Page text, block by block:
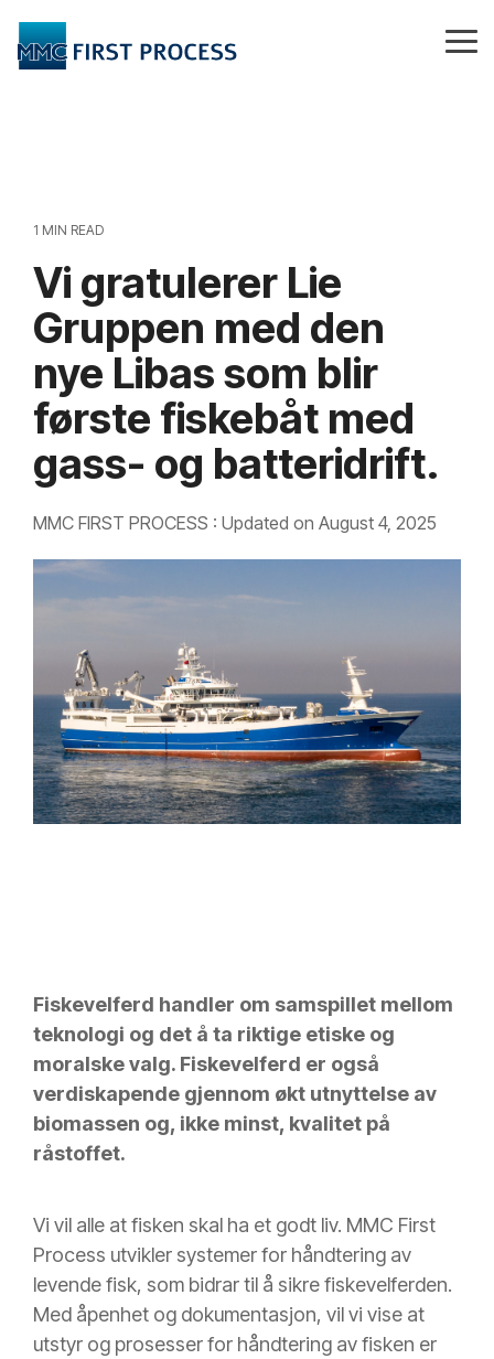
the
main
1 MIN READ
Vi gratulerer Lie
Gruppen med den
nye Libas som blir
første fiskebåt med
gass- og batteridrift.
MMC FIRST PROCESS : Updated on August 4, 2025
Fiskevelferd handler om samspillet mellom
teknologi og det å ta riktige etiske og
moralske valg. Fiskevelferd er også
verdiskapende gjennom økt utnyttelse av
biomassen og, ikke minst, kvalitet på
råstoffet.
Vi vil alle at fisken skal ha et godt liv. MMC First
Process utvikler systemer for håndtering av
levende fisk, som bidrar til å sikre fiskevelferden.
Med åpenhet og dokumentasjon, vil vi vise at
utstyr og prosesser for håndtering av fisken er